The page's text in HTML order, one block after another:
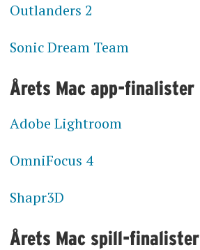
Outlanders 2
Sonic Dream Team
Årets Mac app-finalister
Adobe Lightroom
OmniFocus 4
Shapr3D
Årets Mac spill-finalister